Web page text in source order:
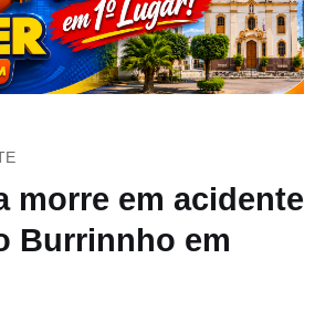
morre em acidente
Burrinnho em